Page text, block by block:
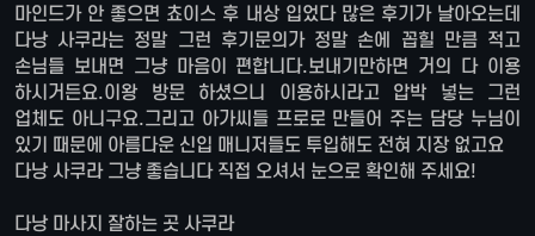
마인드가 안 좋으면 쵸이스 후 내상 입었다 많은 후기가 날아오는데
다낭 사쿠라는 정말 그런 후기문의가 정말 손에 꼽힐 만큼 적고
손님들 보내면 그냥 마음이 편합니다.보내기만하면 거의 다 이용
하시거든요.이왕 방문 하셨으니 이용하시라고 압박 넣는 그런
업체도 아니구요.그리고 아가씨들 프로로 만들어 주는 담당 누님이
있기 때문에 아름다운 신입 매니저들도 투입해도 전혀 지장 없고요
다낭 사쿠라 그냥 좋습니다 직접 오셔서 눈으로 확인해 주세요!
다낭 마사지 잘하는 곳 사쿠라